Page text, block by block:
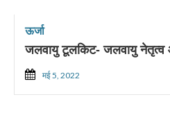
ऊर्जा
जलवायु टूलकिट- जलवायु नेतृत्व
मई 5, 2022